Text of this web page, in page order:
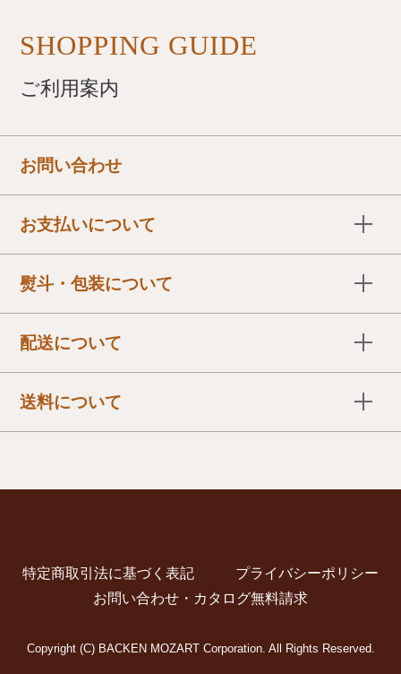
SHOPPING GUIDE
ご利用案内
お問い合わせ
お支払いについて
● 代金引換（ご本人様送りに限ります）
● 銀行振込（先入金）
● クレジットカード（一括払い）
ただけます。
※デビットカード・NICOS・プリペイドカードはご利用
詳しくはこちら
熨斗・包装について
に応じてご準備させて頂きます。
商品ページでご確認ください。
配送について
日後に発送いたします。
【お届け日の設定】
る場合もございます。
送料について
式な金額をご連絡いたします。
大型梱包・複数梱包などは別途送料が発生する場合がご
特定商取引法に基づく表記
プライバシーポリシー
お問い合わせ・カタログ無料請求
Copyright (C) BACKEN MOZART Corporation. All Rights Reserved.